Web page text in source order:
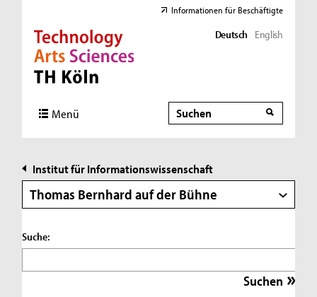
Direkt zur Hauptnavigation
Direkt zur Subnavigation
Direkt zum Inhalt
Direkt zum Fußbereich
Informationen für Beschäftigte
Deutsch English
Menü Suche
Suche
Institut für Informationswissenschaft
Thomas Bernhard auf der Bühne
Suche: